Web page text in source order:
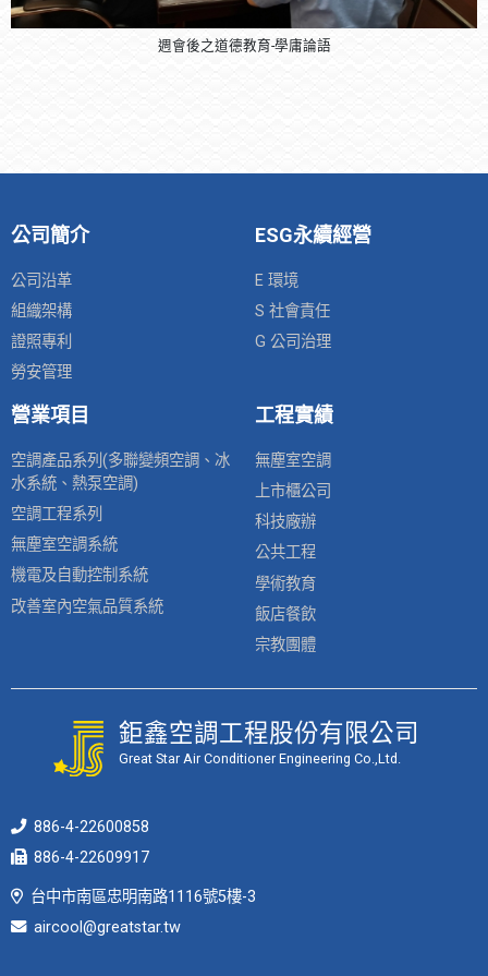
週會後之道德教育-學庸論語
公司簡介
公司沿革
組織架構
證照專利
勞安管理
ESG永續經營
E 環境
S 社會責任
G 公司治理
營業項目
空調產品系列(多聯變頻空調、冰
水系統、熱泵空調)
空調工程系列
無塵室空調系統
機電及自動控制系統
改善室內空氣品質系統
工程實績
無塵室空調
上市櫃公司
科技廠辦
公共工程
學術教育
飯店餐飲
宗教團體
鉅鑫空調工程股份有限公司
Great Star Air Conditioner Engineering Co.,Ltd.
886-4-22600858
886-4-22609917
台中市南區忠明南路1116號5樓-3
aircool@greatstar.tw